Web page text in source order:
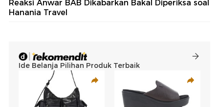
Reaksi Anwar BAB Dikabarkan Bakal Diperiksa soal
Hanania Travel